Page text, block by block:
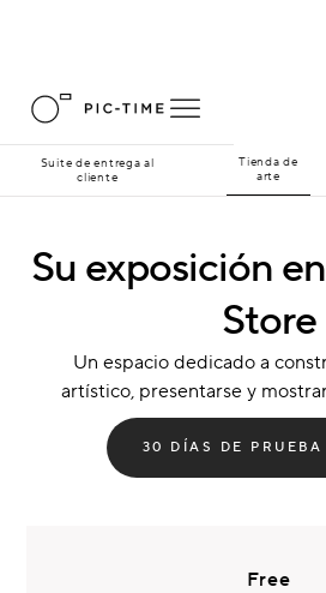
Suite de entrega al
cliente
Tienda de
arte
Su exposición
Store
Un espacio dedicado a
artístico, presentarse y
30 DÍAS DE PRUEBA
Free